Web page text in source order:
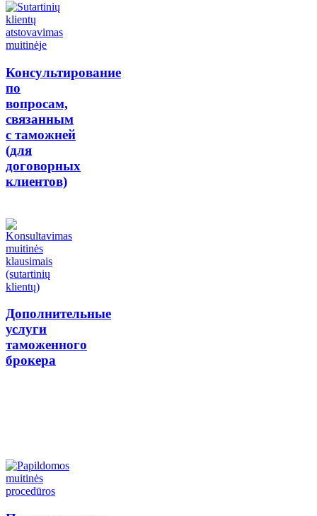
Консультирование
по
вопросам,
связанным
с таможней
(для
договорных
клиентов)
Дополнительные
услуги
таможенного
брокера